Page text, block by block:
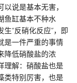
说是基本无害，
鱼缸基本不种水
“反硝化反应”，即
是一件严重的事情
降低硝酸盐的浓
理解：硝酸盐也是
类特别厉害，也是